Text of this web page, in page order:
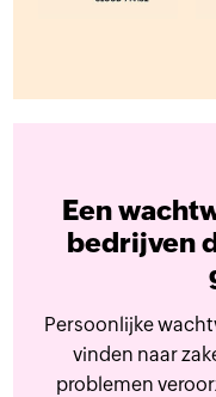
Een
bedrijven
Persoonlijke
vinden naar
problemen